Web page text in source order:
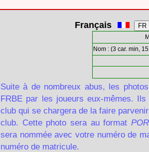
Français
Nom : (3 car. min,
Suite à de nombreux abus, les
FRBE par les joueurs eux-mêmes.
club qui se chargera de la faire
club. Cette photo sera au format
sera nommée avec votre numéro de
numéro de matricule.